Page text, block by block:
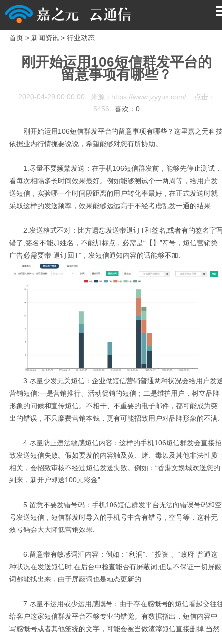
产品
解决方案
服务支持
关于我们
首页> 新闻资讯> 行业动态
刚开始运用106短信群发平台的
留意事项有哪些？
2020-04-29 00:00:00 来源：https://www.jzyyun.com/ 点击：
5456喜欢：0
刚开始运用106短信群发平台的留意事项有哪些？这里嘉之元科技
依据业内行情扼要说说，希望能够对您有所协助。
1.尽量不要频繁发送：在手机106短信群发前，能够先停止测试，
看每次相隔多长时间效果最好。例如能够测试个一两周等，给用户发
送短信，实验哪一个时间段距离的用户转化率最好，在正式发送时就
采取这样的发送频率，效果能够远远高于不经考虑乱发一通的结果.
2.发送格式不对：比方遗忘发送带退订T和签名,或者有的签名字
错了,签名不能加姓名，不能加标点，必需是“【】”符号，短信营销类
广告必需要带”退订回T”，发短信通知内容的话能够不加.
3.尽量少发无关短信：企业做短信营销普通两种状况会给用户发
营销短信:一是营销推行、活动促销的短信；二是维护用户，树立品牌
形象的问候和宣传短信。不相干、不重要的电子邮件，都可能成为突
出的错误，不只糜费营销本钱，更有可能招致用户对品牌形象的不满.
4.尽量防止违法敏感短信内容：这样的手机106短信群发会直接招
致发送短信失败。假如要发的内容触及黄、赌、毒以及其他非法性质
相关，会招致审核不经过短信发送失败。例如：“香港文娱城欢送您的
到来，新开户即送100元彩金”.
5.留意不要发错号码：手机106短信群发平台无法向错误号码和空
号发送短信，短信群发时导入的手机号中含有错号，空号等，这种无
效号码会大大降低营销效果.
6.留意带有敏感词汇内容：例如：“利润”、“投资”、“政府”普通这
种状况在发送短信时,在后台中检查能否有屏蔽词,但是不保证一切屏蔽
词都能找出来，由于屏蔽词也是动态更新的.
7.尽量不运用或少运用感慨号：由于存在感慨号的短信看起交往
给客户这家短信群发平台不够专业的错觉。有数据指出，短信内容中
写感慨号或者其他笼统的文字，可能会被当做渣滓短信直接删掉,当然